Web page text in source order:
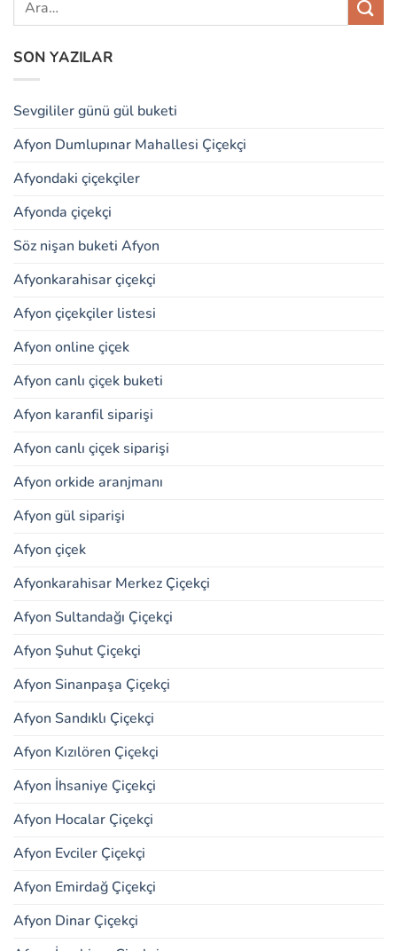
SON YAZILAR
Sevgililer günü gül buketi
Afyon Dumlupınar Mahallesi Çiçekçi
Afyondaki çiçekçiler
Afyonda çiçekçi
Söz nişan buketi Afyon
Afyonkarahisar çiçekçi
Afyon çiçekçiler listesi
Afyon online çiçek
Afyon canlı çiçek buketi
Afyon karanfil siparişi
Afyon canlı çiçek siparişi
Afyon orkide aranjmanı
Afyon gül siparişi
Afyon çiçek
Afyonkarahisar Merkez Çiçekçi
Afyon Sultandağı Çiçekçi
Afyon Şuhut Çiçekçi
Afyon Sinanpaşa Çiçekçi
Afyon Sandıklı Çiçekçi
Afyon Kızılören Çiçekçi
Afyon İhsaniye Çiçekçi
Afyon Hocalar Çiçekçi
Afyon Evciler Çiçekçi
Afyon Emirdağ Çiçekçi
Afyon Dinar Çiçekçi